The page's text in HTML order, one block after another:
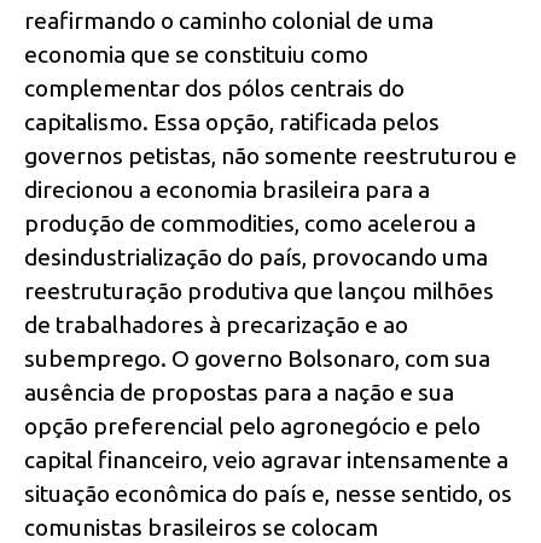
reafirmando o caminho colonial de uma
economia que se constituiu como
complementar dos pólos centrais do
capitalismo. Essa opção, ratificada pelos
governos petistas, não somente reestruturou e
direcionou a economia brasileira para a
produção de commodities, como acelerou a
desindustrialização do país, provocando uma
reestruturação produtiva que lançou milhões
de trabalhadores à precarização e ao
subemprego. O governo Bolsonaro, com sua
ausência de propostas para a nação e sua
opção preferencial pelo agronegócio e pelo
capital financeiro, veio agravar intensamente a
situação econômica do país e, nesse sentido, os
comunistas brasileiros se colocam